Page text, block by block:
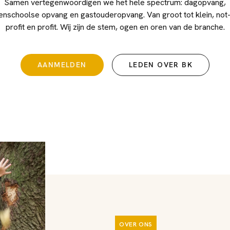
opvang en gastouderopvang. Van groot tot klein,
profit en profit. Wij zijn de stem, ogen en oren van de branche.
AANMELDEN LEDEN OVER BK
OVER ONS